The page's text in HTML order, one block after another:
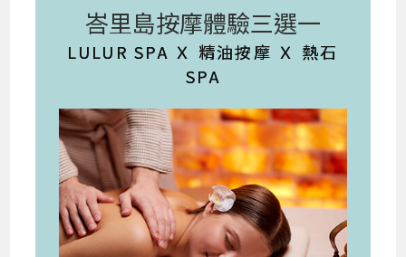
峇里島按摩體驗三選一
LULUR SPA Ｘ 精油按摩 Ｘ 熱石
SPA